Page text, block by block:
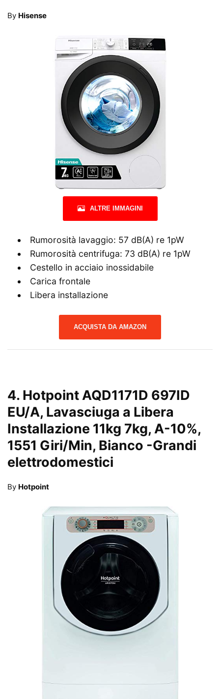
By Hisense
ALTRE IMMAGINI
Rumorosità lavaggio: 57 dB(A) re 1pW
Rumorosità centrifuga: 73 dB(A) re 1pW
Cestello in acciaio inossidabile
Carica frontale
Libera installazione
ACQUISTA DA AMAZON
4. Hotpoint AQD1171D 697ID
EU/A, Lavasciuga a Libera
Installazione 11kg 7kg, A-10%,
1551 Giri/Min, Bianco -Grandi
elettrodomestici
By Hotpoint